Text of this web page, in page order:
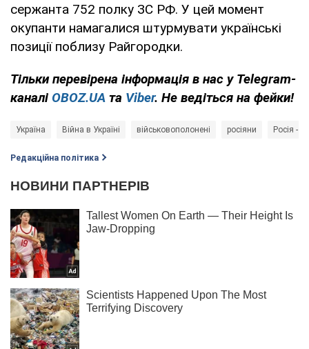
сержанта 752 полку ЗС РФ. У цей момент
окупанти намагалися штурмувати українські
позиції поблизу Райгородки.
Тільки перевірена інформація в нас у Telegram-
каналі OBOZ.UA та Viber. Не ведіться на фейки!
Україна Війна в Україні військовополонені росіяни Росія -
Редакційна політика